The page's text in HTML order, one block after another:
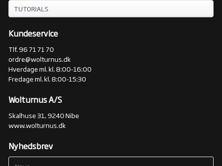
TUTORIALS
Kundeservice
Tlf. 96 71 71 70
ordre@wolturnus.dk
Hverdage ml. kl. 8:00-16:00
Fredage ml. kl. 8:00-15:30
Wolturnus A/S
Skalhuse 31, 9240 Nibe
www.wolturnus.dk
Nyhedsbrev